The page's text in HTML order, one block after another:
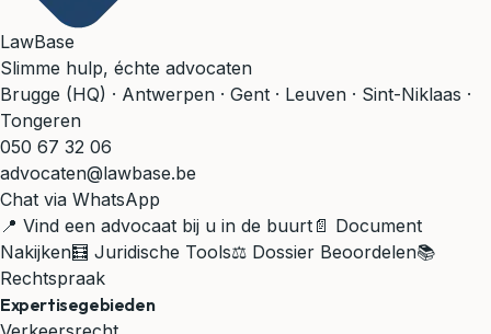
LawBase
Slimme hulp, échte advocaten
Brugge (HQ) · Antwerpen · Gent · Leuven · Sint-Niklaas ·
Tongeren
050 67 32 06
advocaten@lawbase.be
Chat via WhatsApp
📍 Vind een advocaat bij u in de buurt 📄 Document
Nakijken🧮 Juridische Tools⚖️ Dossier Beoordelen📚
Rechtspraak
Expertisegebieden